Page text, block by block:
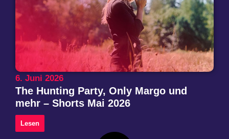
6. Juni 2026
The Hunting Party, Only Margo und
mehr – Shorts Mai 2026
Lesen